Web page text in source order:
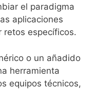
el paradigma
aplicaciones
retos específicos.
o un añadido
herramienta
equipos técnicos,